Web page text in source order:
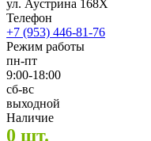
ул. Аустрина 168Х
Телефон
+7 (953) 446-81-76
Режим работы
пн-пт
9:00-18:00
сб-вс
выходной
Наличие
0 шт.